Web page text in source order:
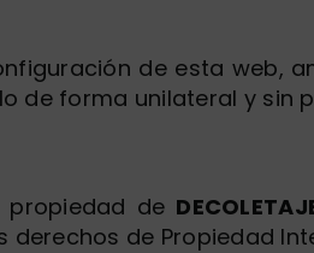
de esta web,
de forma unilateral y sin
propiedad de
de Propiedad